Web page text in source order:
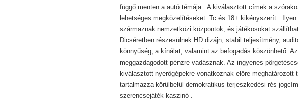
függő menten a autó témája . A kiválasztott címek a
lehetséges megközelítéseket. Tc és 18+ kikényszerít .
származnak nemzetközi központok, és játékosokat
Dicséretben részesülnek HD dizájn, stabil teljesítmény,
könnyűség, a kínálat, valamint az befogadás köszönhető.
meggazdagodott pénzre vadásznak. Az ingyenes
kiválasztott nyerőgépekre vonatkoznak előre
tartalmazza körülbelül demokratikus terjeszkedési rés
szerencsejáték-kaszinó .